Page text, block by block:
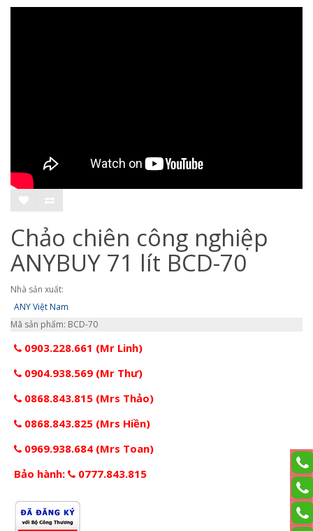
Chảo chiên công nghiệp
ANYBUY 71 lít BCD-70
Nhà sản xuất:
ANY Việt Nam
Mã sản phẩm: BCD-70
0903.228.661 (Mr Linh)
0904.938.569 (Mr Thư)
0868.843.815 (Mrs Thảo)
0868.843.825 (Mrs Hiền)
0969.938.684 (Mrs Toan)
Bảo hành:
0777.843.815